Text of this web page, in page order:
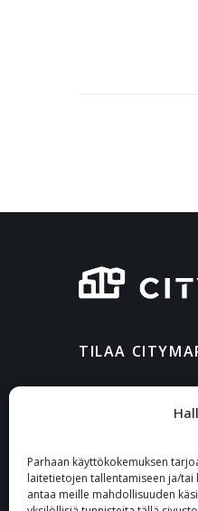
Parhaan käyttökokemuksen
laitetietojen tallentamiseen ja/tai
antaa meille mahdollisuuden
TILAA